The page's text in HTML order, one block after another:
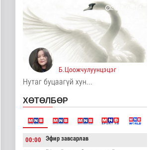
Ээлжит ..
Нийгэм
14 цаг 37 минутын өмнө
Үерийн аюулаас
сэрэмжтэй байхыг
анхааруулж байна
Байгаль орчин
тусгай дугаарт гэмт ..
Нийгэм
2026-05-14
Б.Цоожчулуунцэцэг
Нутаг буцаагүй хун...
ХӨТӨЛБӨР
00:00 Эфир завсарлав